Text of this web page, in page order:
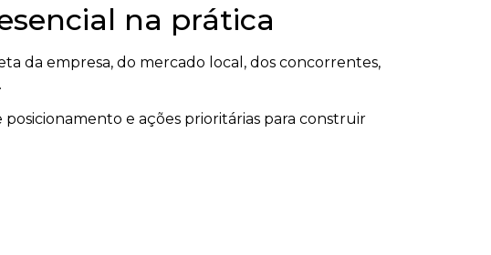
na prática
da empresa, do mercado local, dos concorrentes,
e ações prioritárias para construir